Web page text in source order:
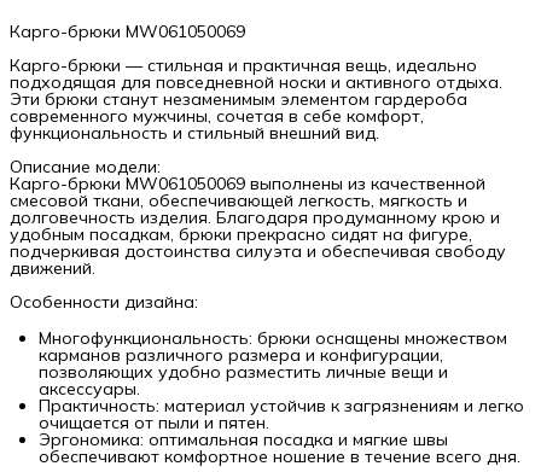
Карго-брюки MW061050069
Карго-брюки — стильная и практичная вещь, идеально
подходящая для повседневной носки и активного отдыха.
Эти брюки станут незаменимым элементом гардероба
современного мужчины, сочетая в себе комфорт,
функциональность и стильный внешний вид.
Описание модели:
Карго-брюки MW061050069 выполнены из качественной
смесовой ткани, обеспечивающей легкость, мягкость и
долговечность изделия. Благодаря продуманному крою и
удобным посадкам, брюки прекрасно сидят на фигуре,
подчеркивая достоинства силуэта и обеспечивая свободу
движений.
Особенности дизайна:
Многофункциональность: брюки оснащены множеством
карманов различного размера и конфигурации,
позволяющих удобно разместить личные вещи и
аксессуары.
Практичность: материал устойчив к загрязнениям и легко
очищается от пыли и пятен.
Эргономика: оптимальная посадка и мягкие швы
обеспечивают комфортное ношение в течение всего дня.